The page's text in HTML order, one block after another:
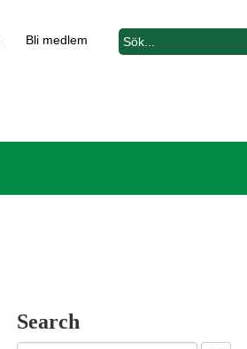
Bli medlem
Search